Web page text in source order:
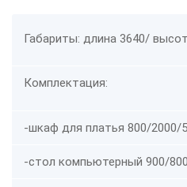
Габариты: длина 3640/
Комплектация:
-шкаф для платья 800/2000/
-стол компьютерный 900/